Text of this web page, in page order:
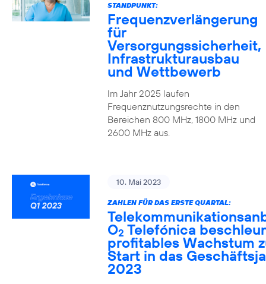
STANDPUNKT:
Frequenzverlängerung
für
Versorgungssicherheit,
Infrastrukturausbau
und Wettbewerb
Im Jahr 2025 laufen
Frequenznutzungsrechte in den
Bereichen 800 MHz, 1800 MHz und
2600 MHz aus.
10. Mai 2023
ZAHLEN FÜR DAS ERSTE QUARTAL:
O2 Telefónica
profitables Wachstum
Start in das
2023